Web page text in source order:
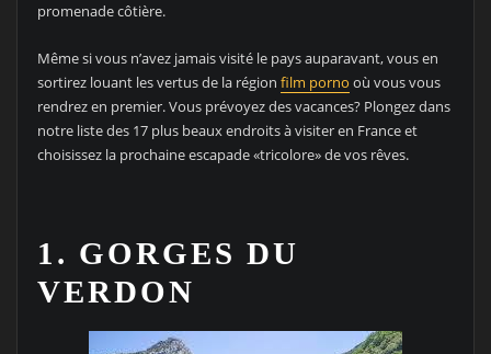
promenade côtière.
Même si vous n’avez jamais visité le pays auparavant, vous en
sortirez louant les vertus de la région film porno où vous vous
rendrez en premier. Vous prévoyez des vacances? Plongez dans
notre liste des 17 plus beaux endroits à visiter en France et
choisissez la prochaine escapade «tricolore» de vos rêves.
1. GORGES DU
VERDON